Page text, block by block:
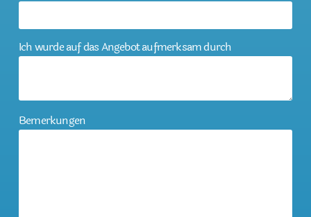
Ich wurde auf das Angebot aufmerksam durch
Bemerkungen